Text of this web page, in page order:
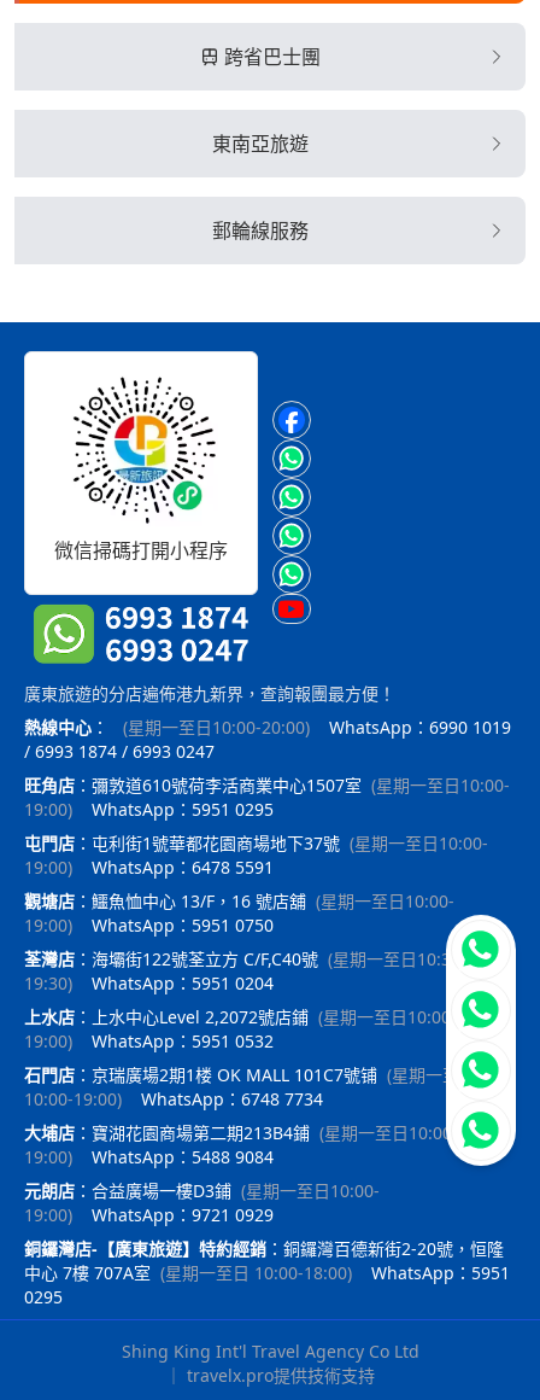
跨省巴士團
東南亞旅遊
郵輪線服務
微信掃碼打開小程序
廣東旅遊的分店遍佈港九新界，查詢報團最方便！
熱線中心 ： (星期一至日10:00-20:00)
WhatsApp：6990 1019
/ 6993 1874 / 6993 0247
旺角店 ： 彌敦道610號荷李活商業中心1507室 (星期一至日10:00-
19:00)
WhatsApp：5951 0295
屯門店 ： 屯利街1號華都花園商場地下37號 (星期一至日10:00-
19:00)
WhatsApp：6478 5591
觀塘店 ： 鱷魚恤中心 13/F，16 號店舖 (星期一至日10:00-
19:00)
WhatsApp：5951 0750
荃灣店 ： 海壩街122號荃立方 C/F,C40號 (星期一至日10:30-
19:30)
WhatsApp：5951 0204
上水店 ： 上水中心Level 2,2072號店鋪 (星期一至日10:00-
19:00)
WhatsApp：5951 0532
石門店 ： 京瑞廣場2期1楼 OK MALL 101C7號铺 (星期一至日
10:00-19:00)
WhatsApp：6748 7734
大埔店 ： 寶湖花園商場第二期213B4鋪 (星期一至日10:00-
19:00)
WhatsApp：5488 9084
元朗店 ： 合益廣場一樓D3鋪 (星期一至日10:00-
19:00)
WhatsApp：9721 0929
銅鑼灣店-【廣東旅遊】特約經銷 ： 銅鑼灣百德新街2-20號，恒隆
中心 7樓 707A室 (星期一至日 10:00-18:00)
WhatsApp：5951
0295
Shing King Int'l Travel Agency Co Ltd
travelx.pro提供技術支持
立即